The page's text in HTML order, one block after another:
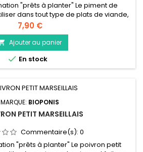
"prêts à planter" Le piment de
dans tout type de plats de viande,
ou marinades. Avec un 8 sur 10 sur
est conseillé d’avoir la main légère sur
courageux pourront le consommer
l’adoucir en retirant les graines....
Prix
7,90 €
Ajouter au panier
 En stock
MARQUE: BIOPONIS
PETIT MARSEILLAIS
Commentaire(s): 0
"prêts à planter" Le poivron petit